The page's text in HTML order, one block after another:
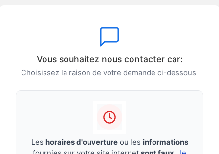
Vous souhaitez nous contacter car:
Choisissez la raison de votre demande ci-dessous.
Les horaires d'ouvertureou les informations